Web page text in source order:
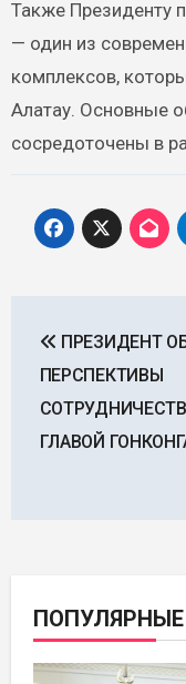
Также Президенту
— один из
комплексов,
Алатау. Основные
сосредоточены в
по
записям
ПРЕЗИДЕНТ
ПЕРСПЕКТИВЫ
ГЛАВОЙ